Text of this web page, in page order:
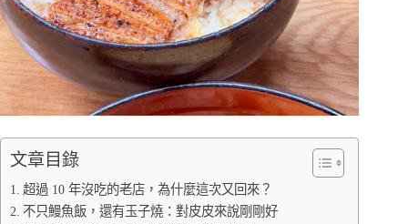
文章目錄
超過 10 年沒吃的老店，為什麼這次又回來？
不只鰻魚飯，還有玉子燒：對皮皮來說剛剛好